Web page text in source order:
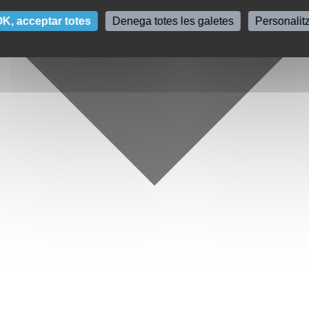
acceptar totes Denega totes les galetes